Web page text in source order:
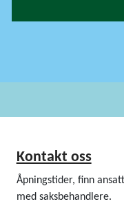
Kontakt oss
Åpningstider, finn
med saksbehandlere.